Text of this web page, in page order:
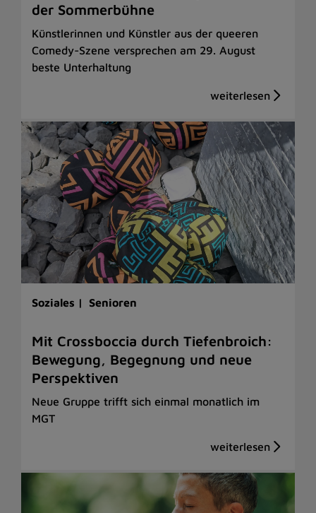
der Sommerbühne
Künstlerinnen und Künstler aus der queeren
Comedy-Szene versprechen am 29. August
beste Unterhaltung
Soziales | Senioren
Mit Crossboccia durch Tiefenbroich:
Bewegung, Begegnung und neue
Perspektiven
Neue Gruppe trifft sich einmal monatlich im
MGT